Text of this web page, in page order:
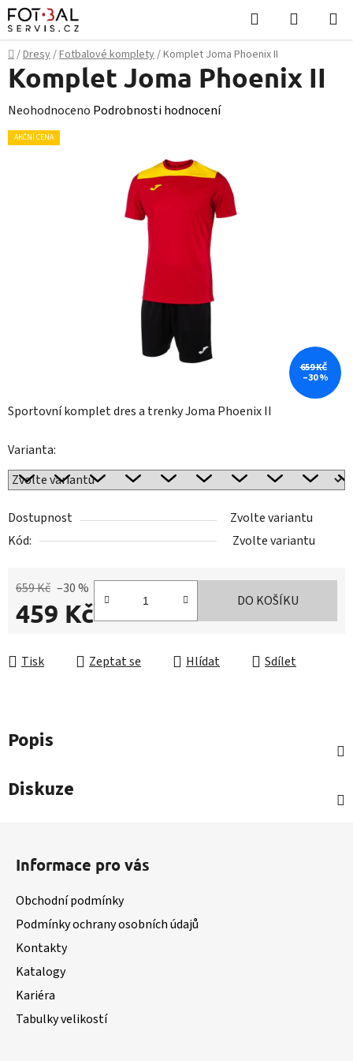
Přejít
na
obsah
Hledat
KOŠÍK
Domů
/Dresy/Fotbalové komplety/Komplet Joma Phoenix II
Sportovní komplet dres a trenky Joma Phoenix II
Varianta:
Dostupnost
Zvolte variantu
Kód:
Zvolte variantu
659 Kč –30 %
459 Kč DO KOŠÍKU
Tisk Zeptat se Hlídat Sdílet
Komplet Joma Phoenix II
Průměrné
hodnocení
Neohodnoceno Podrobnosti hodnocení
AKČNÍ CENA
659 KČ
–30 %
Popis
Diskuze
Informace pro vás
Obchodní podmínky
Podmínky ochrany osobních údajů
Kontakty
Katalogy
Kariéra
Tabulky velikostí